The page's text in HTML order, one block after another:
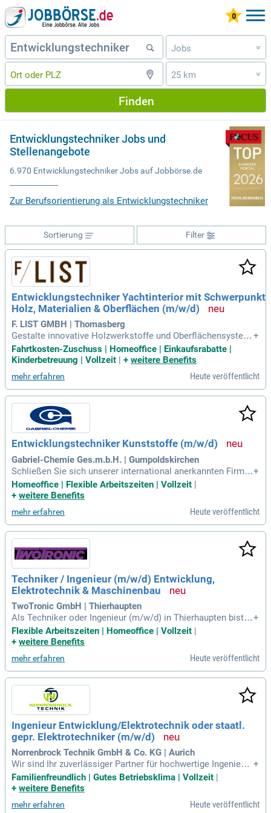
Jobs »
25 km »
Finden
Entwicklungstechniker Jobs und
Stellenangebote
6.970 Entwicklungstechniker Jobs auf Jobbörse.de
Zur Berufsorientierung als Entwicklungstechniker
Filter
Sortierung
Entwicklungstechniker Yachtinterior mit Schwerpunkt
Holz, Materialien & Oberflächen (m/w/d)
F. LIST GMBH | Thomasberg
Gestalte innovative Holzwerkstoffe und Oberflächensystem
e für Yachtinteriors. Begleite Produktentwicklungsprojekte v
on der Idee bis zur Serienreife und übernehme Teilprojektver
chnologien wie Flammschutz und Leichtbau an.
+
Fahrtkosten-Zuschuss | Homeoffice | Einkaufsrabatte |
Kinderbetreuung | Vollzeit
+ weitere Benefits
mehr erfahren Heute veröffentlicht
Entwicklungstechniker Kunststoffe (m/w/d)
Gabriel-Chemie Ges.m.b.H. | Gumpoldskirchen
Schließen Sie sich unserer international anerkannten Firme
ngruppe an, dem führenden Familienunternehmen Europas f
ür Kunststoffe. Gestalten Sie mit uns eine nachhaltige Zuku
klang mit sozialen und ökologischen Werten.
+
Homeoffice | Flexible Arbeitszeiten | Vollzeit |
+ weitere Benefits
mehr erfahren Heute veröffentlicht
Techniker / Ingenieur (m/w/d) Entwicklung,
Elektrotechnik & Maschinenbau
TwoTronic GmbH | Thierhaupten
Als Techniker oder Ingenieur (m/w/d) in Thierhaupten bist D
u für die Entwicklung von elektrischen und mechanischen K
omponenten verantwortlich. Deine Expertise umfasst die Pl
Projekten. Du arbeitest eng mit Teams und Kunden zusamm
en, um innovative Lösungen umzusetzen. Die Überwachung
des Entwicklungsfortschritts sowie die Einhaltung von Quali
tätsstandards sind Teil Deiner Aufgaben. Zudem erstellst D
u technische Dokumentationen und Angebote, um die Proje
kte erfolgreich abzuschließen. Mit Deinem Know-how trägst
Du entscheidend zur Effizienz und Erfolg unserer Produkte b
ei.
+
Flexible Arbeitszeiten | Homeoffice | Vollzeit |
+ weitere Benefits
mehr erfahren Heute veröffentlicht
Ingenieur Entwicklung/Elektrotechnik oder staatl.
gepr. Elektrotechniker (m/w/d)
Norrenbrock Technik GmbH & Co. KG | Aurich
Wir sind Ihr zuverlässiger Partner für hochwertige Ingenieurl
eistungen, die weltweit höchsten Anforderungen gerecht we
rden. Jedes Projekt startet mit einem detaillierten Verständ
beit garantieren wir, dass unsere technischen Lösungen so
+
Familienfreundlich | Gutes Betriebsklima | Vollzeit
+ weitere Benefits
mehr erfahren Heute veröffentlicht